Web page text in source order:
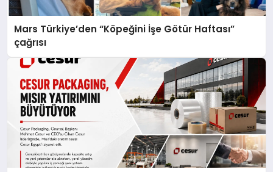
Mars Türkiye’den “Köpeğini İşe Götür Haftası”
çağrısı